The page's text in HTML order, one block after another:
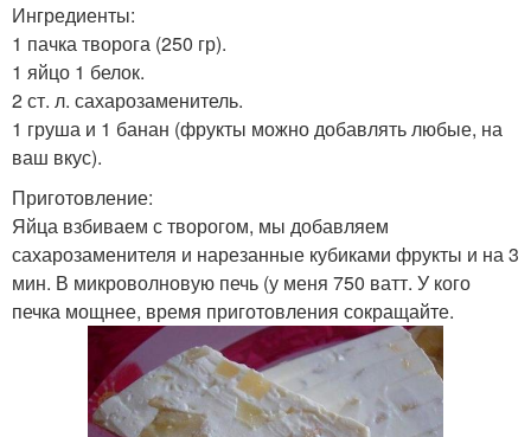
Ингредиенты:
1 пачка творога (250 гр).
1 яйцо 1 белок.
2 ст. л. сахарозаменитель.
1 груша и 1 банан (фрукты можно добавлять любые, на
ваш вкус).
Приготовление:
Яйца взбиваем с творогом, мы добавляем
сахарозаменителя и нарезанные кубиками фрукты и на 3
мин. В микроволновую печь (у меня 750 ватт. У кого
печка мощнее, время приготовления сокращайте.